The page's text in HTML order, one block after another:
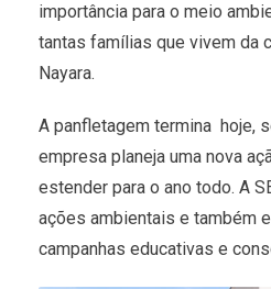
importância para o meio
tantas famílias que vivem da
Nayara.
A panfletagem termina hoje,
empresa planeja uma nova
estender para o ano todo. A
ações ambientais e também
campanhas educativas e